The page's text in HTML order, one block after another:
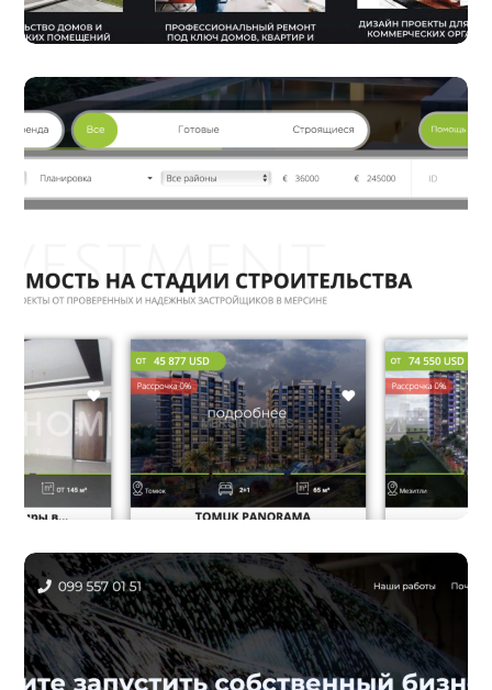
Создание сайта услуг по строительству,
ремонту и дизайну помещений в Киеве
Задачей проекта была грамотная
презентация услуг клиента в одной из
Создание сайта для агентства недвижимости в
Турции
Заказчик поставил задачу создать
уникальный дизайн и реализовать